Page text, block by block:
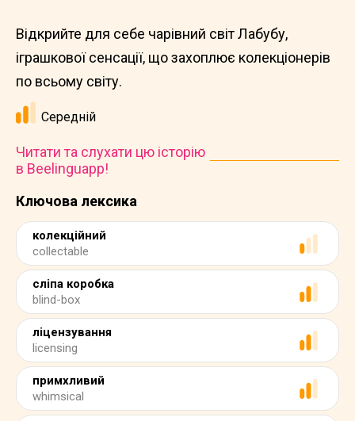
Ключова лексика
колекційний
collectable
сліпа коробка
blind-box
ліцензування
licensing
примхливий
whimsical
Відкрийте для себе чарівний світ Лабубу,
іграшкової сенсації, що захоплює колекціонерів
по всьому світу.
Середній
Читати та слухати цю історію
в Beelinguapp!